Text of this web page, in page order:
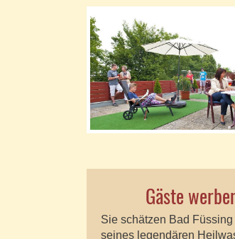
Gäste
Sie schätzen Bad
seines legendären